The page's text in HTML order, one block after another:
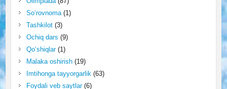
So‘rovnoma(1)
Tashkilot(3)
Ochiq dars (9)
Qo‘shiqlar(1)
Malaka oshirish(19)
Imtihonga tayyorgarlik(63)
Foydali veb saytlar(6)